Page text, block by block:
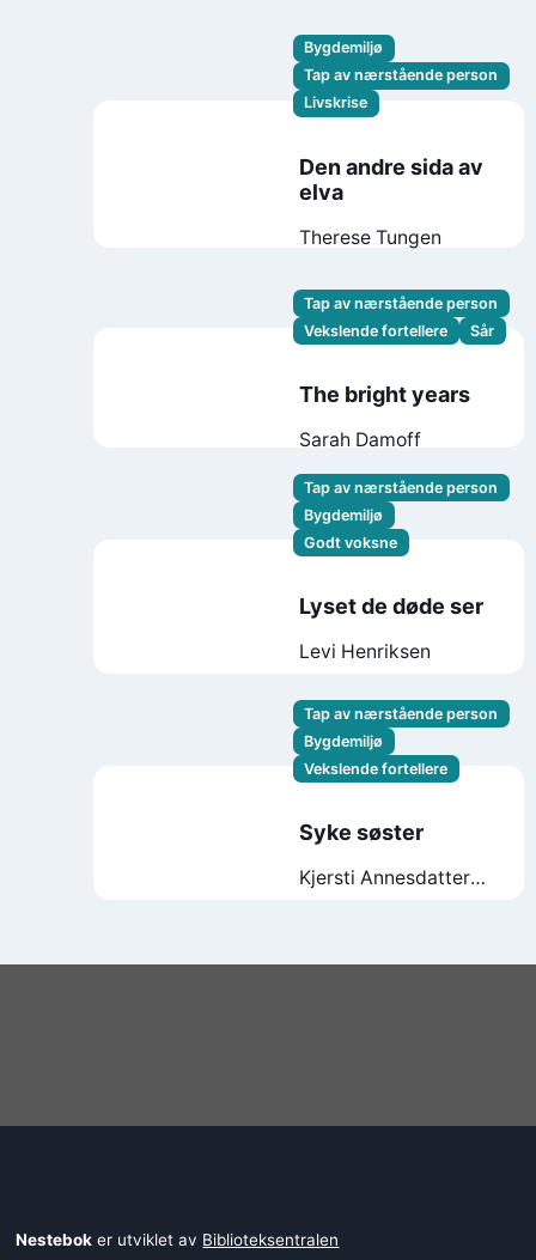
Bygdemiljø
Tap av nærstående person
Livskrise
Den andre sida av
elva
Therese Tungen
Tap av nærstående person
Vekslende fortellere
Sår
The bright years
Sarah Damoff
Tap av nærstående person
Bygdemiljø
Godt voksne
Lyset de døde ser
Levi Henriksen
Tap av nærstående person
Bygdemiljø
Vekslende fortellere
Syke søster
Kjersti Annesdatter
Nestebok er utviklet av Biblioteksentralen